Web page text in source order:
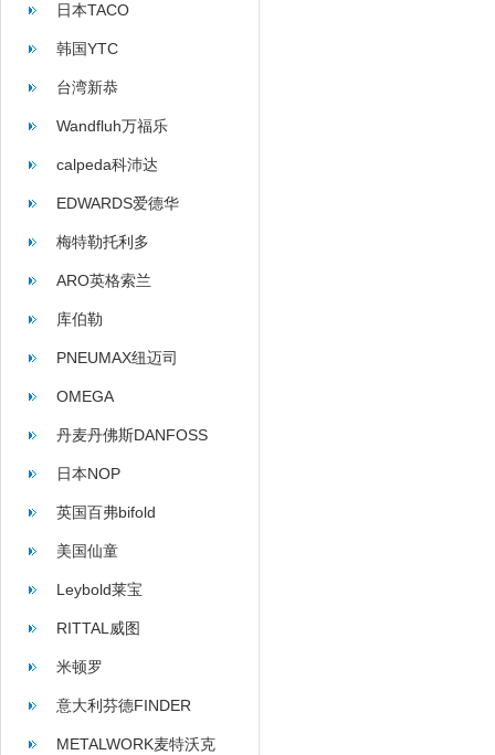
日本TACO
韩国YTC
台湾新恭
Wandfluh万福乐
calpeda科沛达
EDWARDS爱德华
梅特勒托利多
ARO英格索兰
库伯勒
PNEUMAX纽迈司
OMEGA
丹麦丹佛斯DANFOSS
日本NOP
英国百弗bifold
美国仙童
Leybold莱宝
RITTAL威图
米顿罗
意大利芬德FINDER
METALWORK麦特沃克